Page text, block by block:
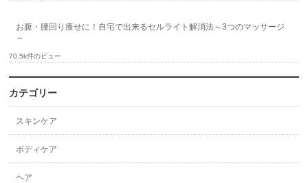
お腹・腰回り痩せに！自宅で出来るセルライト解消法～3つのマッサージ
～
70.5k件のビュー
カテゴリー
スキンケア
ボディケア
ヘア